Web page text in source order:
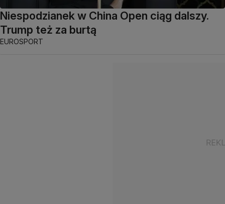
Niespodzianek w China Open ciąg dalszy.
Trump też za burtą
EUROSPORT